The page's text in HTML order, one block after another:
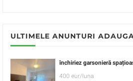
ULTIMELE ANUNTURI
închiriez garsonieră
400 eur/luna